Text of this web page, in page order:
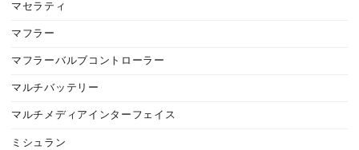
マセラティ
マフラー
マフラーバルブコントローラー
マルチバッテリー
マルチメディアインターフェイス
ミシュラン